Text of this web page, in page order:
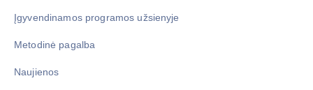
Įgyvendinamos programos užsienyje
Metodinė pagalba
Naujienos